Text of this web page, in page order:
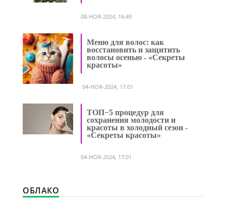
08-НОЯ-2024, 16:49
Меню для волос: как
восстановить и защитить
волосы осенью - «Секреты
красоты»
04-НОЯ-2024, 17:01
ТОП−5 процедур для
сохранения молодости и
красоты в холодный сезон -
«Секреты красоты»
04-НОЯ-2024, 17:01
ОБЛАКО